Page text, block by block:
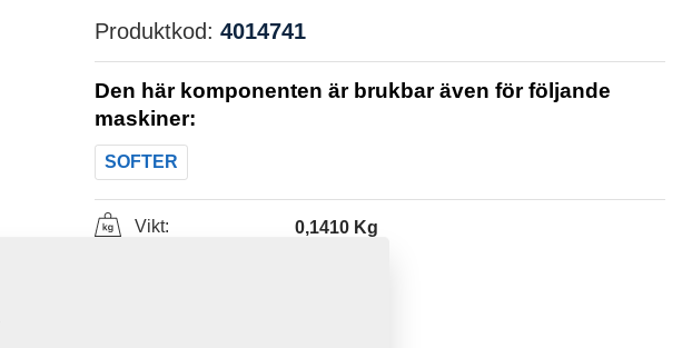
Produktkod: 4014741
Den här komponenten är brukbar även för följande
maskiner:
SOFTER
Vikt: 0,1410 Kg